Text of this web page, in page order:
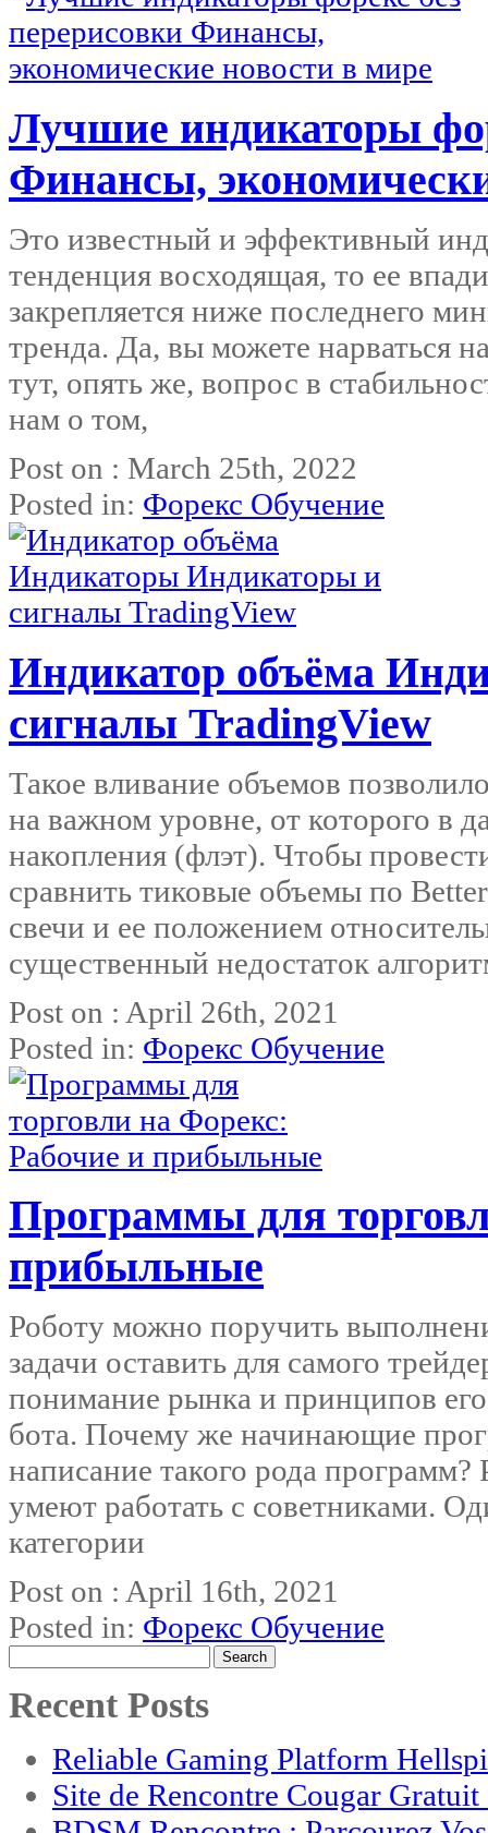
Лучшие индикаторы
Финансы,
Это известный и эффективный
тенденция восходящая, то ее
закрепляется ниже последнего
тренда. Да, вы можете нарваться
тут, опять же, вопрос в
нам о том,
Post on : March 25th, 2022
Posted in: Форекс Обучение
Индикатор объёма
сигналы TradingView
Такое вливание объемов
на важном уровне, от которого в
накопления (флэт). Чтобы
сравнить тиковые объемы по
свечи и ее положением
существенный недостаток
Post on : April 26th, 2021
Posted in: Форекс Обучение
Программы для
прибыльные
Роботу можно поручить
задачи оставить для самого
понимание рынка и принципов
бота. Почему же начинающие
написание такого рода
умеют работать с советниками.
категории
Post on : April 16th, 2021
Posted in: Форекс Обучение
for:
Recent Posts
Reliable Gaming Platform
Site de Rencontre Cougar